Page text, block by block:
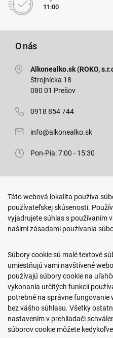
11:00
O nás
Alkonealko.sk (ROKO,
Strojnícka 18
080 01 Prešov
0918 854 744
info@alkonealko.sk
Pon-Pia: 7:00 - 15:30
Arm. gen. Svobodu 23/A
080 01 Prešov
0917 466 578
Pon-Ned: 9:00 - 20:00
Podmienky nákupu
Táto webová lokalita používa
používateľskej skúsenosti.
vyjadrujete súhlas s používaním
našimi zásadami používania
Súbory cookie sú malé textové
umiestňujú vami navštívené
používajú súbory cookie na
vykonania určitých funkcií
potrebné na správne
bez vášho súhlasu. Všetky
nastavením v prehliadači
súborov cookie môžete